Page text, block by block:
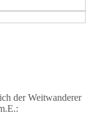
der Weitwanderer